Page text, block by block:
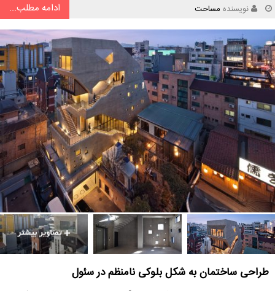
نویسنده مساحت ادامه مطلب...
طراحی ساختمان به شکل بلوکی نامنظم در سئول